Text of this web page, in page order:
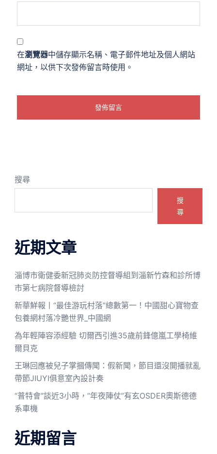
在瀏覽器中儲存顯示名稱、電子郵件地址及個人網站
網址，以供下次發佈留言時使用。
搜尋
搜
尋
近期文章
淄博市衛健委新冠肺炎防控督導組到淄新竹森和診所博
市第七病院督導檢討
新華鮮報丨“最佳游玩村落”總數第一！中國甜心寶物查
包養網村落冷艷世界_中國網
為年輕陣容添經驗 切爾西引進35歲前鋒億嵐工學椅維
爾貝克
王琳回應被兒子掌摑傳聞：假新聞，節目還沒開播就亂
帶節JIUYI俱意室內設計奏
“普特會”談近3小時，“年夜陣仗”有玄OSDER奧斯德德
系車機
近期留言